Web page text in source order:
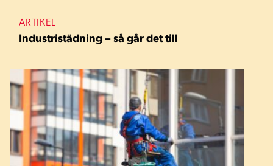
ARTIKEL
Industristädning – så går det till